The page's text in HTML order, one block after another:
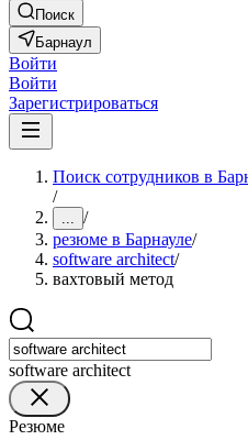
Поиск
Барнаул
Войти
Войти
Зарегистрироваться
Поиск сотрудников в
/
... /
резюме в Барнауле/
software architect/
вахтовый метод
software architect
Резюме